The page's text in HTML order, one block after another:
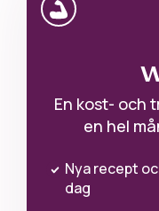
En kost- och
en hel
Nya recept
dag